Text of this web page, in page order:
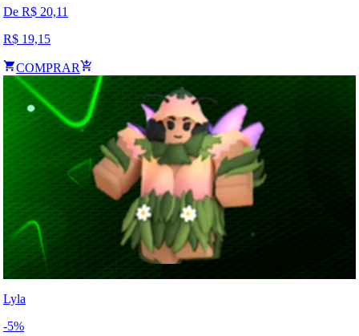
De R$ 20,11
R$ 19,15
COMPRAR
Lyla
-5%